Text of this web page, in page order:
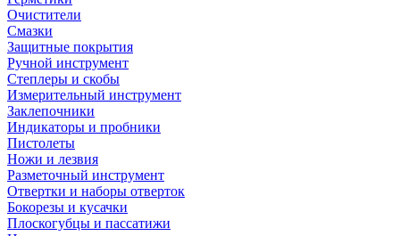
Очистители
Смазки
Защитные покрытия
Ручной инструмент
Степлеры и скобы
Измерительный инструмент
Заклепочники
Индикаторы и пробники
Пистолеты
Ножи и лезвия
Разметочный инструмент
Отвертки и наборы отверток
Бокорезы и кусачки
Плоскогубцы и пассатижи